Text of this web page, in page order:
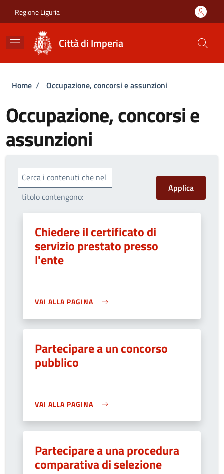
Regione Liguria
Città di Imperia
Briciole di pane
Home / Occupazione, concorsi e assunzioni
Occupazione, concorsi e
assunzioni
Cerca i contenuti che nel
titolo contengono:
Chiedere il certificato di
servizio prestato presso
l'ente
VAI ALLA PAGINA
Partecipare a un concorso
pubblico
VAI ALLA PAGINA
Partecipare a una procedura
comparativa di selezione